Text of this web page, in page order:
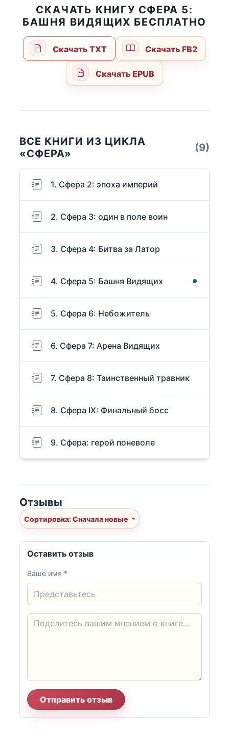
СКАЧАТЬ КНИГУ СФЕРА 5:
БАШНЯ ВИДЯЩИХ БЕСПЛАТНО
Скачать TXT Скачать FB2
Скачать EPUB
ВСЕ КНИГИ ИЗ ЦИКЛА
«СФЕРА»
(9)
1. Сфера 2: эпоха империй
2. Сфера 3: один в поле воин
3. Сфера 4: Битва за Латор
4. Сфера 5: Башня Видящих
5. Сфера 6: Небожитель
6. Сфера 7: Арена Видящих
7. Сфера 8: Таинственный травник
8. Сфера IX: Финальный босс
9. Сфера: герой поневоле
Отзывы
Сортировка: Сначала новые
Оставить отзыв
Ваше имя *
Отправить отзыв